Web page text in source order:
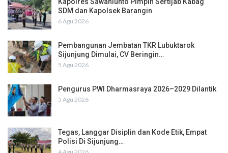
Kapolres Sawahlunto Pimpin Sertijab Kabag
SDM dan Kapolsek Barangin
6 Agu 2026
Pembangunan Jembatan TKR Lubuktarok
Sijunjung Dimulai, CV Beringin…
5 Agu 2026
Pengurus PWI Dharmasraya 2026–2029 Dilantik
5 Agu 2026
Tegas, Langgar Disiplin dan Kode Etik, Empat
Polisi Di Sijunjung…